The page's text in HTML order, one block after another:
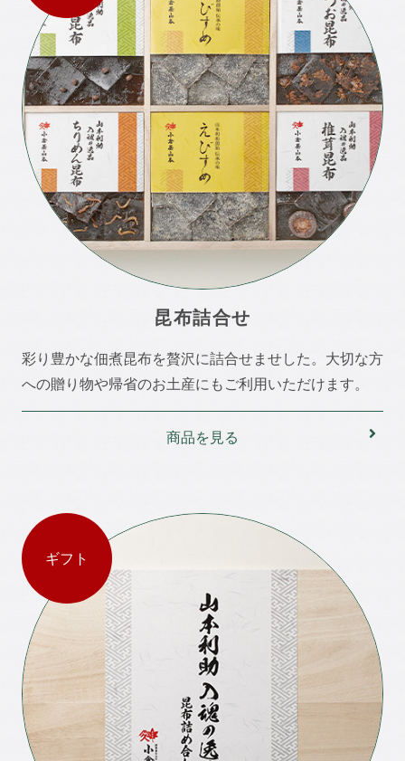
昆布詰合せ
彩り豊かな佃煮昆布を贅沢に詰合せませした。大切な方
への贈り物や帰省のお土産にもご利用いただけます。
商品を見る
ギフト